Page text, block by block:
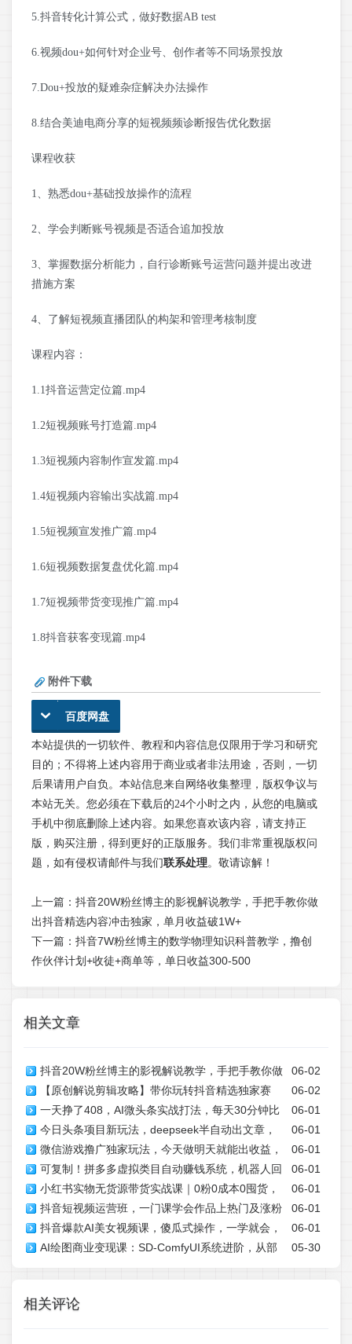
5.抖音转化计算公式，做好数据AB test
6.视频dou+如何针对企业号、创作者等不同场景投放
7.Dou+投放的疑难杂症解决办法操作
8.结合美迪电商分享的短视频频诊断报告优化数据
课程收获
1、熟悉dou+基础投放操作的流程
2、学会判断账号视频是否适合追加投放
3、掌握数据分析能力，自行诊断账号运营问题并提出改进
措施方案
4、了解短视频直播团队的构架和管理考核制度
课程内容：
1.1抖音运营定位篇.mp4
1.2短视频账号打造篇.mp4
1.3短视频内容制作宣发篇.mp4
1.4短视频内容输出实战篇.mp4
1.5短视频宣发推广篇.mp4
1.6短视频数据复盘优化篇.mp4
1.7短视频带货变现推广篇.mp4
1.8抖音获客变现篇.mp4
附件下载
百度网盘
本站提供的一切软件、教程和内容信息仅限用于学习和研究
目的；不得将上述内容用于商业或者非法用途，否则，一切
后果请用户自负。本站信息来自网络收集整理，版权争议与
本站无关。您必须在下载后的24个小时之内，从您的电脑或
手机中彻底删除上述内容。如果您喜欢该内容，请支持正
版，购买注册，得到更好的正版服务。我们非常重视版权问
题，如有侵权请邮件与我们联系处理。敬请谅解！
上一篇： 抖音20W粉丝博主的影视解说教学，手把手教你做
出抖音精选内容冲击独家，单月收益破1W+
下一篇： 抖音7W粉丝博主的数学物理知识科普教学，撸创
作伙伴计划+收徒+商单等，单日收益300-500
相关文章
06-02
抖音20W粉丝博主的影视解说教学，手把手教你做
出抖音精选内容冲击独家，单月收益破1W+
06-02
【原创解说剪辑攻略】带你玩转抖音精选独家赛
道，新手也能快速起号，轻松月入2w(完结)
06-01
一天挣了408，AI微头条实战打法，每天30分钟比
上班强N倍
06-01
今日头条项目新玩法，deepseek半自动出文章，
五天变现6张+
06-01
微信游戏撸广独家玩法，今天做明天就能出收益，
单号日收益20+，可多号矩阵放大
06-01
可复制！拼多多虚拟类目自动赚钱系统，机器人回
复+发货月入 1-5W
06-01
小红书实物无货源带货实战课｜0粉0成本0囤货，
新手一周上手，日入300+(更新)
06-01
抖音短视频运营班，一门课学会作品上热门及涨粉
技巧，引流转化剪辑变现(2026年5月)
06-01
抖音爆款AI美女视频课，傻瓜式操作，一学就会，
1个小就能上手
05-30
AI绘图商业变现课：SD-ComfyUI系统进阶，从部
署到多行业应用案例详解
相关评论